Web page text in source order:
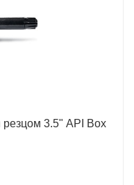
3.5" API Box